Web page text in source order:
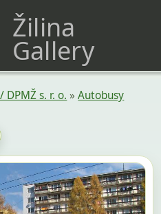
Žilina
Gallery
DPMŽ s. r. o. »Autobusy